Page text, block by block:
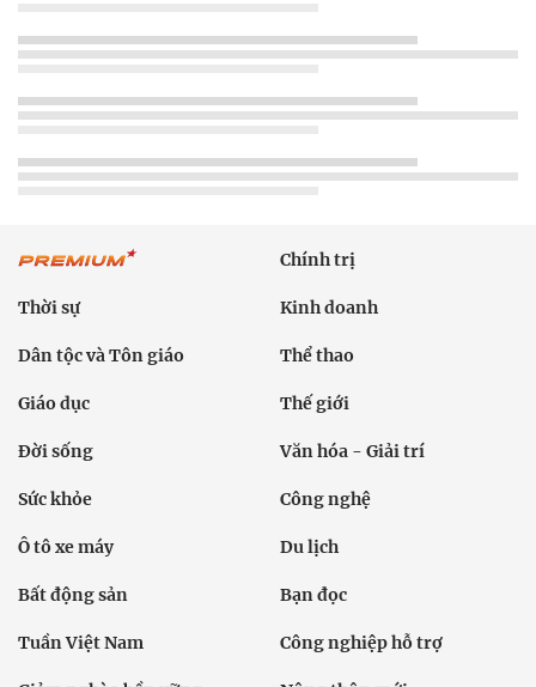
Chính trị
Thời sự Kinh doanh
Dân tộc và Tôn giáo Thể thao
Giáo dục Thế giới
Đời sống Văn hóa - Giải trí
Sức khỏe Công nghệ
Ô tô xe máy Du lịch
Bất động sản Bạn đọc
Tuần Việt Nam Công nghiệp hỗ trợ